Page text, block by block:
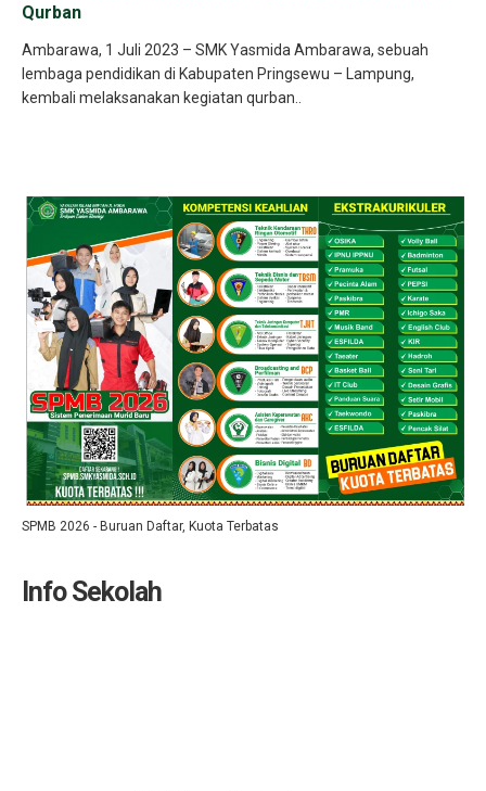
Qurban
Ambarawa, 1 Juli 2023 – SMK Yasmida Ambarawa, sebuah
lembaga pendidikan di Kabupaten Pringsewu – Lampung,
kembali melaksanakan kegiatan qurban..
SPMB 2026 - Buruan Daftar, Kuota Terbatas
Info Sekolah